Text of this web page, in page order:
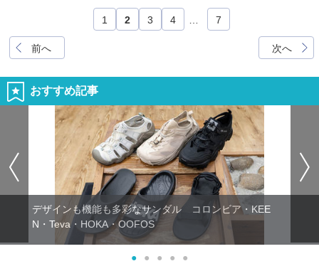
前へ
1 2 3 4 7
次へ
おすすめ記事
デザインも機能も多彩なサンダル コロンビア・KEE
N・Teva・HOKA・OOFOS
● ● ● ● ●